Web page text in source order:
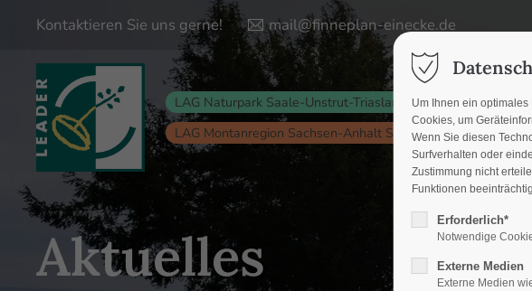
Benutzername
Passwort
Support
Lorem ipsum dolor sit amet:
24h/
Kontaktieren Sie uns gerne! mail@finneplan-einecke.de
LAG Naturpark Saale-Unstrut-Triasland
LAG Montanregion Sachsen-Anhalt Süd
Aktuelles
Um Ihnen ein
Cookies, um
Wenn Sie diesen
Surfverhalten oder
Zustimmung nicht
Funktionen
Erforderlich*
Notwendige
Externe Medien
Externe Medien